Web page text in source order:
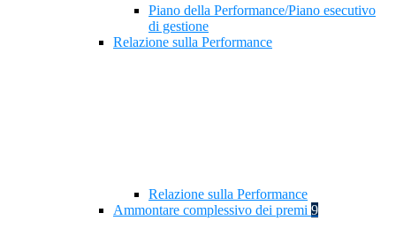
Piano della Performance/Piano esecutivo
di gestione
Relazione sulla Performance
Relazione sulla Performance
Ammontare complessivo dei premi 9